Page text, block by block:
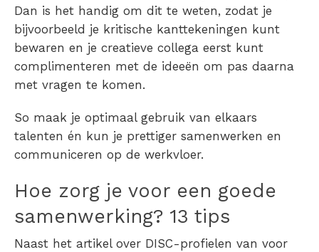
Dan is het handig om dit te weten, zodat je
bijvoorbeeld je kritische kanttekeningen kunt
bewaren en je creatieve collega eerst kunt
complimenteren met de ideeën om pas daarna
met vragen te komen.
So maak je optimaal gebruik van elkaars
talenten én kun je prettiger samenwerken en
communiceren op de werkvloer.
Hoe zorg je voor een goede
samenwerking? 13 tips
Naast het artikel over DISC-profielen van voor